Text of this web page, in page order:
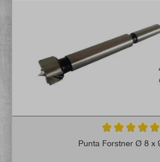
Valutazione
Punta Forstner Ø 8 x